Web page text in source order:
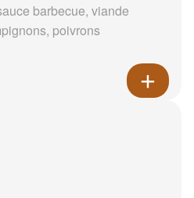
barbecue, viande
poivrons